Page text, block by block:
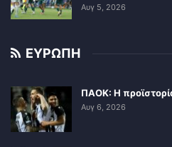
Αυγ 5, 2026
ΕΥΡΩΠΗ
ΠΑΟΚ: Η
Αυγ 6, 2026